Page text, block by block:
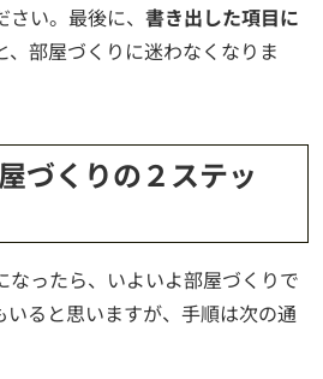
い。最後に、 書き出した項目に
、部屋づくりに迷わなくなりま
づくりの２ステッ
なったら、いよいよ部屋づくりで
いると思いますが、手順は次の通